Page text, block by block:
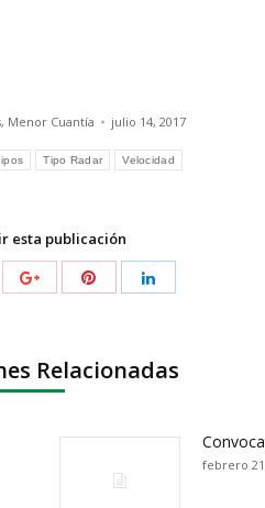
, Menor Cuantía julio 14, 2017
Tipo Radar Velocidad
esta publicación
Relacionadas
febrero